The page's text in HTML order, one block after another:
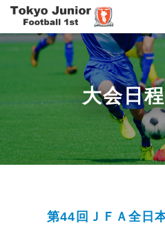
大会日
第44回ＪＦＡ全日